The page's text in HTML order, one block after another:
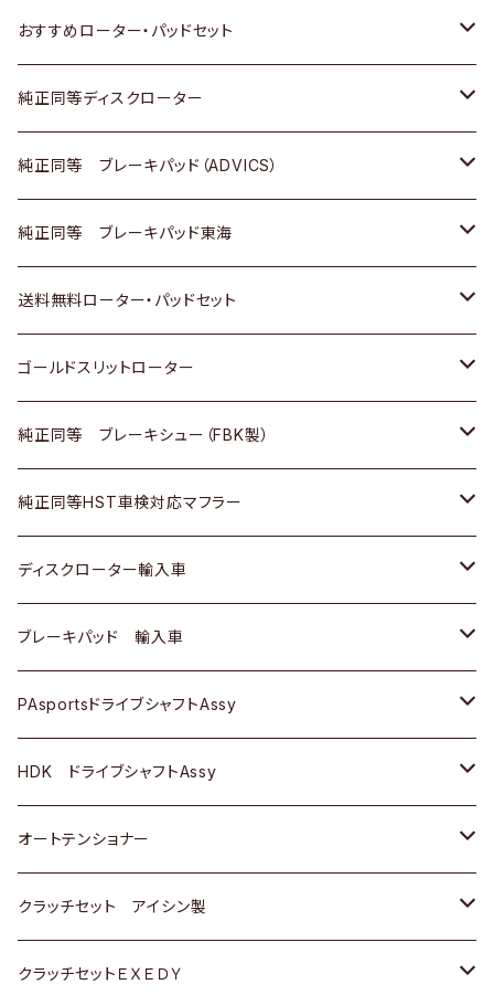
ダイハツ
マツダ
三菱
スバル
日野
三菱ふそう
ＢＭＷ
いすゞ
ダイハツ
マツダ
三菱
日野
三菱ふそう
いすゞ
ダイハツ
三菱
日野
三菱ふそう
その他
スズキ
日産
ダイハツ
マツダ
三菱
スバル
ホンダ
スズキ
日産
いすゞ
ダイハツ
マツダ
三菱
スバル
トヨタ
日産
いすゞ
ダイハツ
マツダ
三菱
おすすめローター・パッドセット
トヨタ
ホンダ
スズキ
日産
ダイハツ
マツダ
三菱
スバル
純正同等ディスクローター
トヨタ
ホンダ
スズキ
日産
いすゞ
ダイハツ
マツダ
三菱
スバル
ＢＥＮＺ
純正同等 ブレーキパッド（ADVICS）
トヨタ
ホンダ
スズキ
日産
ダイハツ
マツダ
三菱
スバル
純正同等 ブレーキパッド東海
トヨタ
ホンダ
日産
いすゞ
ダイハツ
マツダ
三菱
スバル
送料無料ローター・パッドセット
トヨタ
ホンダ
スズキ
日産
ダイハツ
マツダ
三菱
スバル
ゴールドスリットローター
トヨタ
ホンダ
スズキ
日産
ダイハツ
マツダ
三菱
スバル
純正同等 ブレーキシュー（FBK製）
ホンダ
スズキ
日産
ダイハツ
マツダ
三菱
スバル
純正同等HST車検対応マフラー
トヨタ
ホンダ
スズキ
日産
いすゞ
ダイハツ
マツダ
ディスクローター輸入車
ＡＵＤＩ
ＢＥＮＺ
ＢＭＷ
GOLF
ＷＡＧＥＮ
アストロ（シボレー）
ブレーキパッド 輸入車
ＢＥＮＺ
ＢＭＷ
ＷＡＧＥＮ
ＶＯＬＶＯ
PAsportsドライブシャフトAssy
トヨタ
ホンダ
スズキ
日産
HDK ドライブシャフトAssy
スズキ
ダイハツ
日産
オートテンショナー
トヨタ
クラッチセット アイシン製
ホンダ
クラッチセットＥＸＥＤＹ